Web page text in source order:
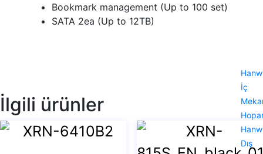
İç
Dış
Bookmark management (Up to 100 set)
SATA 2ea (Up to 12TB)
İlgili ürünler